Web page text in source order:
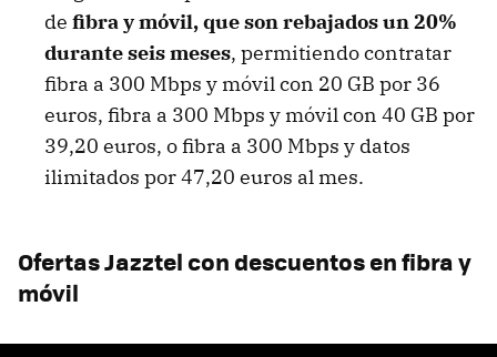
de fibra y móvil, que son rebajados un 20%
durante seis meses, permitiendo contratar
fibra a 300 Mbps y móvil con 20 GB por 36
euros, fibra a 300 Mbps y móvil con 40 GB por
39,20 euros, o fibra a 300 Mbps y datos
ilimitados por 47,20 euros al mes.
Ofertas Jazztel con descuentos en fibra y
móvil